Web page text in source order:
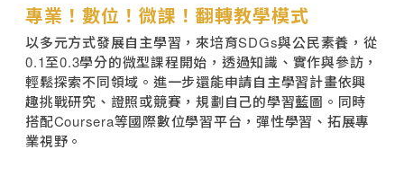
專業！數位！微課！翻轉教學模式
以多元方式發展自主學習，來培育SDGs與公民素養，從
0.1至0.3學分的微型課程開始，透過知識、實作與參訪，
輕鬆探索不同領域。進一步還能申請自主學習計畫依興
趣挑戰研究、證照或競賽，規劃自己的學習藍圖。同時
搭配Coursera等國際數位學習平台，彈性學習、拓展專
業視野。